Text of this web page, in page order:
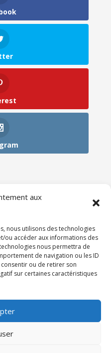
aux
nous utilisons des technologies
ou accéder aux informations des
nous permettra de
de navigation ou les ID
ou de retirer son
sur certaines caractéristiques
Tarifs
Client